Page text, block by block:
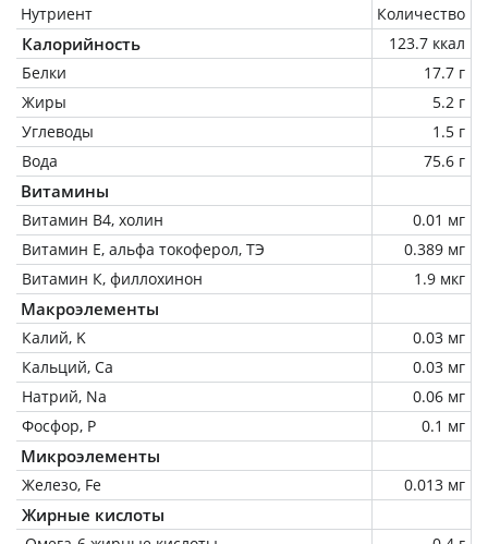
Нутриент
Количество
Калорийность
123.7 ккал
Белки
17.7 г
Жиры
5.2 г
Углеводы
1.5 г
Вода
75.6 г
Витамины
Витамин В4, холин
0.01 мг
Витамин Е, альфа токоферол, ТЭ
0.389 мг
Витамин К, филлохинон
1.9 мкг
Макроэлементы
Калий, K
0.03 мг
Кальций, Ca
0.03 мг
Натрий, Na
0.06 мг
Фосфор, P
0.1 мг
Микроэлементы
Железо, Fe 0.013 мг
Жирные кислоты